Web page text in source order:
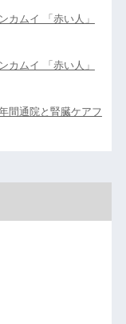
カムイ 「赤い人」
カムイ 「赤い人」
間通院と腎臓ケアフ